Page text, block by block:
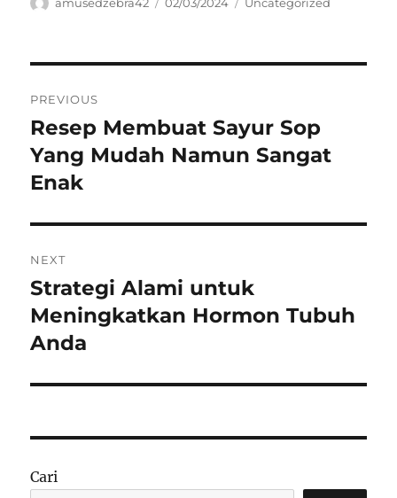
pos
PREVIOUS
Previous
post:
Resep Membuat Sayur Sop
Yang Mudah Namun Sangat
Enak
NEXT
Next
post:
Strategi Alami untuk
Meningkatkan Hormon Tubuh
Anda
Cari